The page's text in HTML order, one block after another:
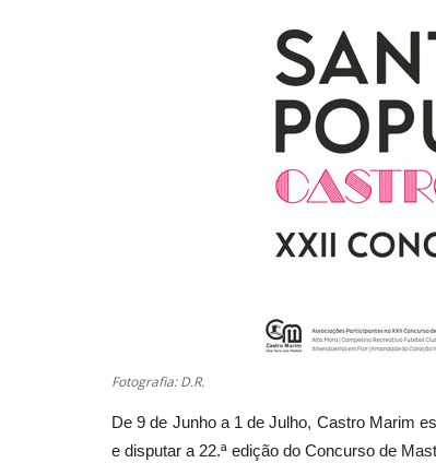
Fotografia: D.R.
De 9 de Junho a 1 de Julho, Castro Marim
e disputar a 22.ª edição do Concurso de